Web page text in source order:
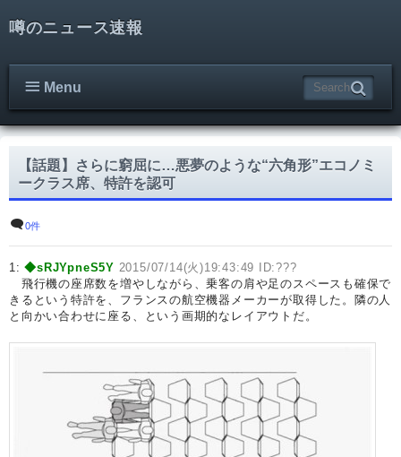
噂のニュース速報
Menu
【話題】さらに窮屈に…悪夢のような“六角形”エコノミ
ークラス席、特許を認可
0件
1:◆sRJYpneS5Y 2015/07/14(火)19:43:49 ID:???
飛行機の座席数を増やしながら、乗客の肩や足のスペースも確保で
きるという特許を、フランスの航空機器メーカーが取得した。隣の人
と向かい合わせに座る、という画期的なレイアウトだ。